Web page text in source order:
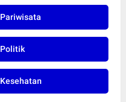
Pariwisata
Politik
Kesehatan